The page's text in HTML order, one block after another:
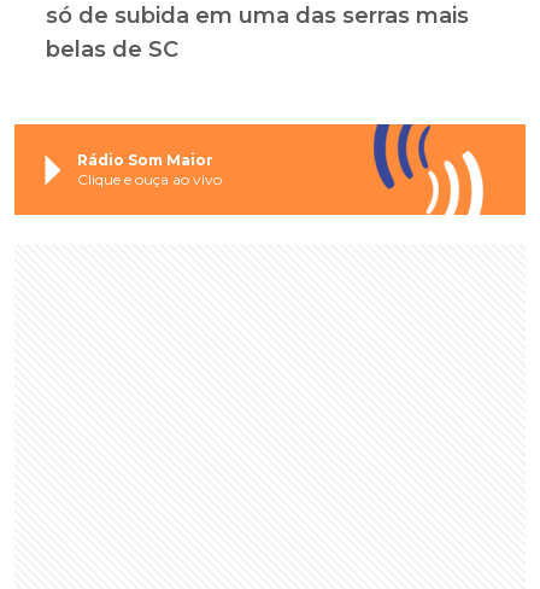
só de subida em uma das serras mais
belas de SC
Rádio Som Maior
Clique e ouça ao vivo